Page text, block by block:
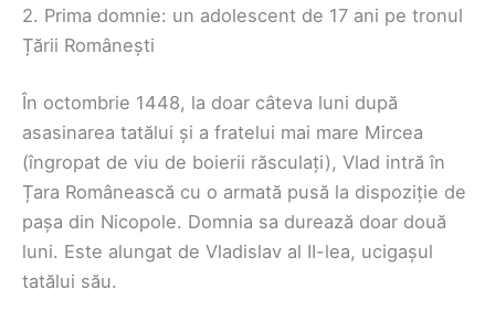
2. Prima domnie: un adolescent de 17 ani pe tronul
Țării Românești
În octombrie 1448, la doar câteva luni după
asasinarea tatălui și a fratelui mai mare Mircea
(îngropat de viu de boierii răsculați), Vlad intră în
Țara Românească cu o armată pusă la dispoziție de
pașa din Nicopole. Domnia sa durează doar două
luni. Este alungat de Vladislav al II-lea, ucigașul
tatălui său.